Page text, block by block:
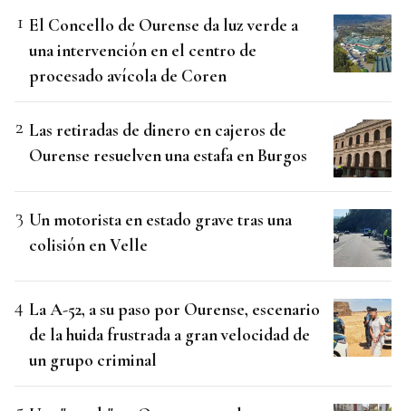
El Concello de Ourense da luz verde a
una intervención en el centro de
procesado avícola de Coren
Las retiradas de dinero en cajeros de
Ourense resuelven una estafa en Burgos
Un motorista en estado grave tras una
colisión en Velle
La A-52, a su paso por Ourense, escenario
de la huida frustrada a gran velocidad de
un grupo criminal